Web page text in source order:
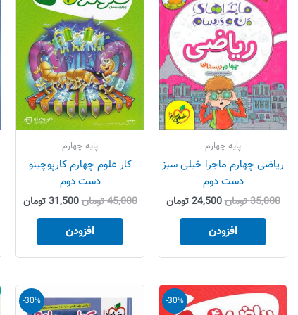
پایه چهارم
ریاضی چهارم ماجرا خیلی سبز
دست دوم
35,000تومان
بود.
24,500 تومان
است.
افزودن
پایه چهارم
کار علوم چهارم کارپوچینو
دست دوم
45,000تومان
بود.
31,500 تومان
افزودن
-30%
قیمت
اصلی
قیمت
فعلی
-30%
قیمت
اصلی
قیمت
فعلی